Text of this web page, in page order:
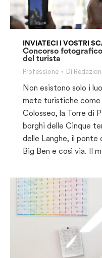
INVIATECI I VOSTRI
Concorso
del turista
Professione Di
Non esistono solo i
mete turistiche come
Colosseo, la Torre di
borghi delle Cinque
delle Langhe, il ponte
Big Ben e così via. Il